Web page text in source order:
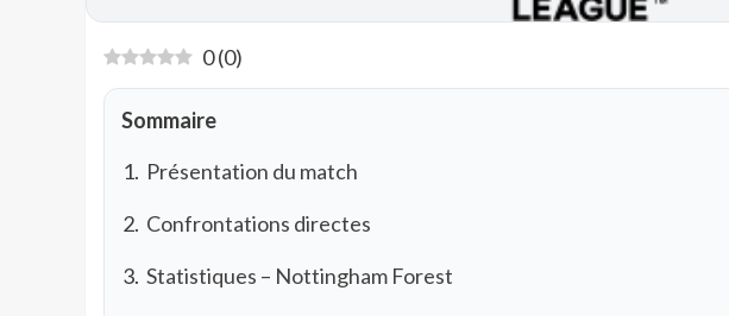
0(0)
Sommaire
Présentation du match
Confrontations directes
Statistiques – Nottingham Forest